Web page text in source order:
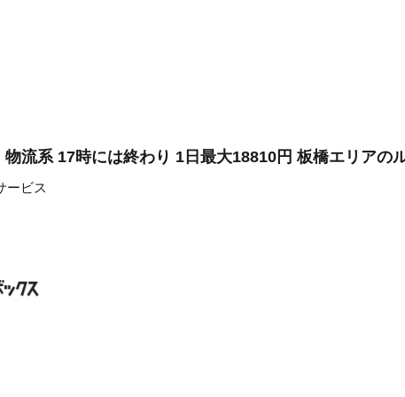
流系 17時には終わり 1日最大18810円 板橋エリアの
ービス